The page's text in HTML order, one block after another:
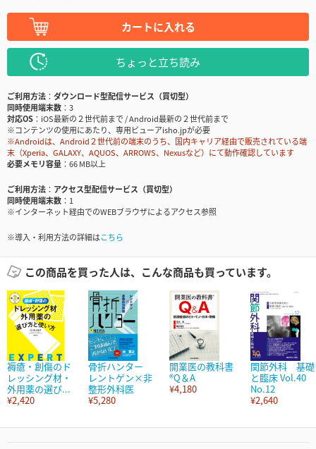
カートに入れる
ちょっと立ち読み
ご利用方法
ダウンロード型配信サービス（買切型）
同時使用端末数
3
対応OS
iOS最新の２世代前まで / Android最新の２世代前まで
※コンテンツの使用にあたり、専用ビューアisho.jpが必要
※Androidは、Android２世代前の端末のうち、国内キャリア経由で販売されている端
末（Xperia、GALAXY、AQUOS、ARROWS、Nexusなど）にて動作確認しています
必要メモリ容量
66 MB以上
ご利用方法
アクセス型配信サービス（買切型）
同時使用端末数
1
※インターネット経由でのWEBブラウザによるアクセス参照
※導入・利用方法の詳細はこちら
この商品を買った人は、こんな商品も買っています。
褥瘡・創傷のド
レッシング材・
外用薬の選び...
¥2,420
骨折ハンター
レントゲン×非
整形外科医
¥5,280
開業医の教科書
®Q＆A
¥4,180
関節外科 基礎
と臨床 Vol.40
No.12
¥2,640